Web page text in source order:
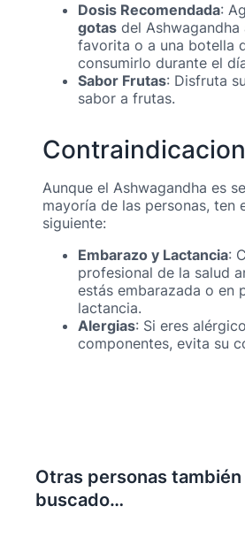
Dosis Recomendada:
gotas del
favorita o a una botella
consumirlo durante el
Sabor Frutas: Disfruta
sabor a frutas.
Aunque el Ashwagandha es
mayoría de las personas, ten
siguiente:
Embarazo y Lactancia:
profesional de la salud
estás embarazada o en
lactancia.
Alergias: Si eres
componentes, evita su
Otras personas también
buscado…